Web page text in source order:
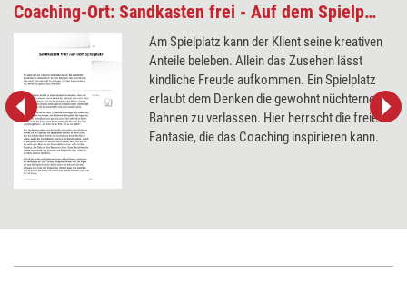
Coaching-Ort: Sandkasten frei - Auf dem Spielplatz
Am Spielplatz kann der Klient seine kreativen
Anteile beleben. Allein das Zusehen lässt
kindliche Freude aufkommen. Ein Spielplatz
erlaubt dem Denken die gewohnt nüchternen
Bahnen zu verlassen. Hier herrscht die freie
Fantasie, die das Coaching inspirieren kann.